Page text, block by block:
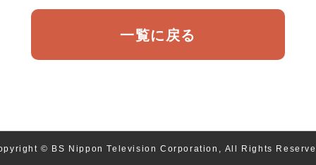
一覧に戻る
© BS Nippon Television Corporation, All Rights